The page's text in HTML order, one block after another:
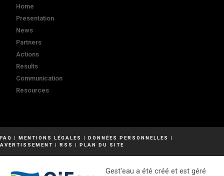
Home
Presentation
News
Partners
Actions
Results
Communication
Resources
FAQ | MENTIONS LÉGALES | DONNÉES PERSONNELLES
|
AVERTISSEMENT | RSS | PLAN DU SITE
Gest'eau a été créé et est géré